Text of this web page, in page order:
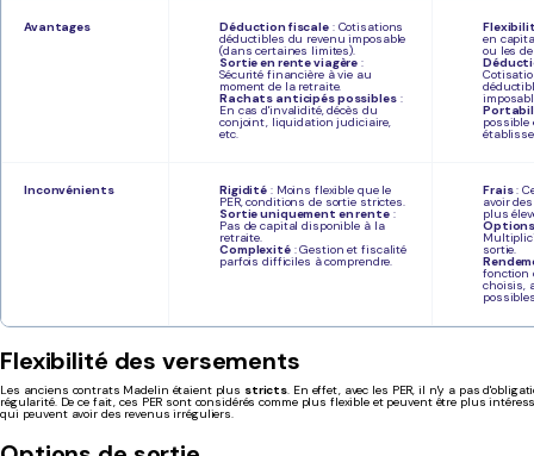
Avantages Déduction fiscale: Cotisations
déductibles du revenu imposable
(dans certaines limites).
Sortie en rente viagère :
Sécurité financière à vie au
moment de la retraite.
Rachats anticipés possibles:
En cas d'invalidité, décès du
conjoint, liquidation judiciaire,
etc.
en
ou les
possible
Inconvénients Rigidité : Moins flexible que le
PER, conditions de sortie strictes.
Sortie uniquement en rente:
Pas de capital disponible à la
retraite.
Complexité: Gestion et fiscalité
parfois difficiles à comprendre.
Frais:
avoir
plus
sortie.
fonction
choisis,
Flexibilité des versements
Les anciens contrats Madelin étaient plus stricts. En effet, avec les PER, il n'y a pas
régularité. De ce fait, ces PER sont considérés comme plus flexible et peuvent être plus
qui peuvent avoir des revenus irréguliers.